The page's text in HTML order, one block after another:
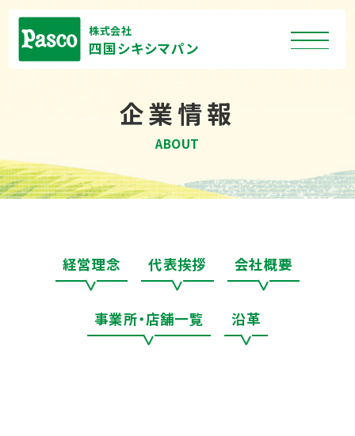
株式会社
四国シキシマパン
企業情報
ABOUT
経営理念 代表挨拶 会社概要
事業所・店舗一覧 沿革